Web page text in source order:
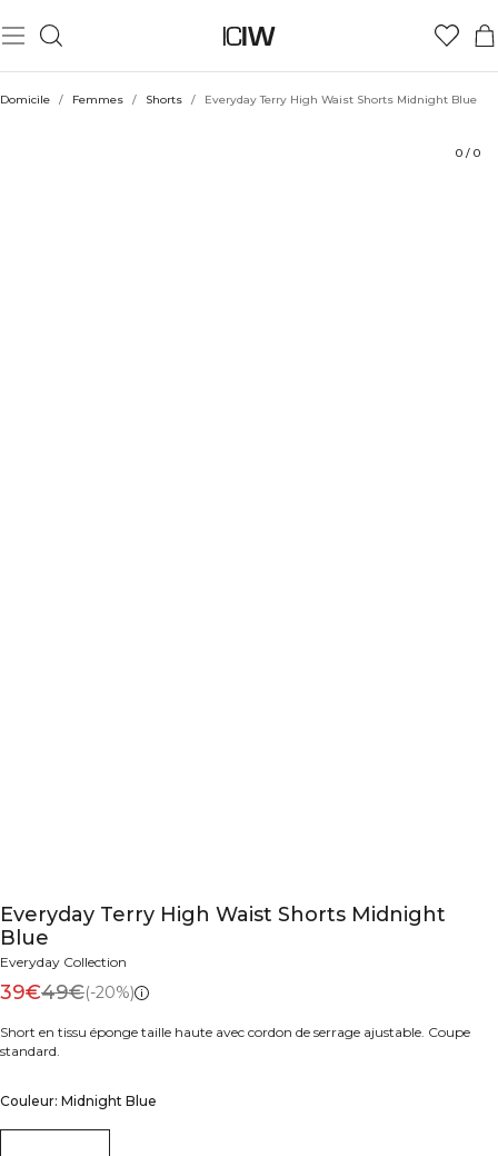
Domicile / Femmes / Shorts / Everyday Terry High Waist Shorts Midnight Blue
0 / 0
Everyday Terry High Waist Shorts Midnight
Blue
Everyday Collection
39€49€(-20%)
Short en tissu éponge taille haute avec cordon de serrage ajustable. Coupe
standard.
Couleur: Midnight Blue